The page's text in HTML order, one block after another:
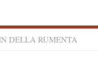
DELLA RUMENTA